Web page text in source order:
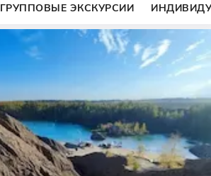
ГРУППОВЫЕ ЭКСКУРСИИ